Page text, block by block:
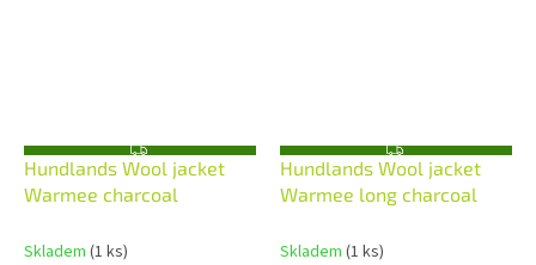
Z
D
A
R
Hundlands Wool jacket
Warmee charcoal
Skladem (1 ks)
Z
D
A
R
Hundlands Wool jacket
Warmee long charcoal
Skladem (1 ks)